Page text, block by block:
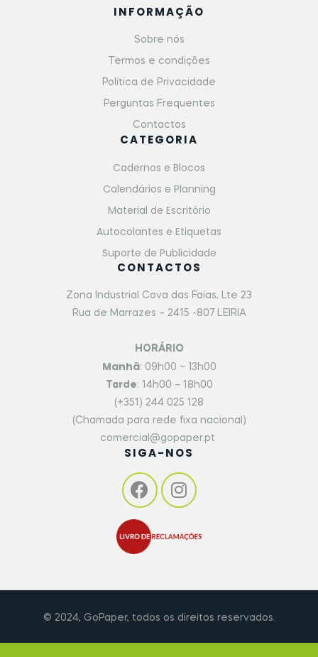
INFORMAÇÃO
Sobre nós
Termos e condições
Política de Privacidade
Perguntas Frequentes
Contactos
CATEGORIA
Cadernos e Blocos
Calendários e Planning
Material de Escritório
Autocolantes e Etiquetas
Suporte de Publicidade
CONTACTOS
Zona Industrial Cova das Faias, Lte 23
Rua de Marrazes – 2415 -807 LEIRIA
HORÁRIO
Manhã: 09h00 – 13h00
Tarde: 14h00 – 18h00
(+351) 244 025 128
(Chamada para rede fixa nacional)
comercial@gopaper.pt
SIGA-NOS
© 2024, GoPaper, todos os direitos reservados.